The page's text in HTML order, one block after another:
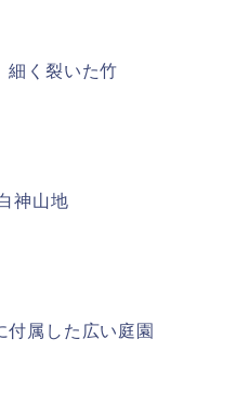
細く裂いた竹
神山地
付属した広い庭園